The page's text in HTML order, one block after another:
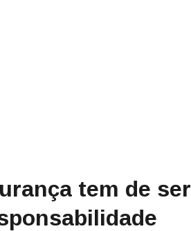
tem de ser